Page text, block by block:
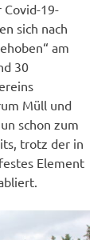
Covid-19-
sich nach
am
30
Müll und
schon zum
trotz der in
Element